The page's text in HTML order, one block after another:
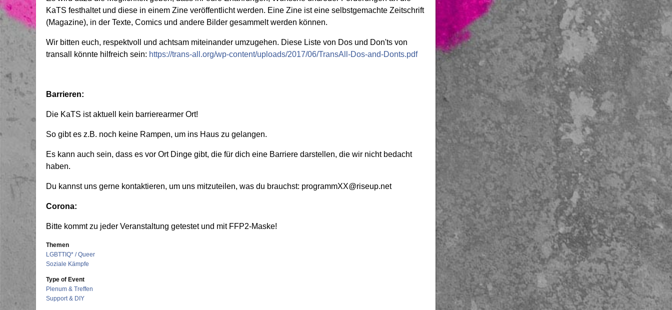
KaTS festhaltet und diese in einem Zine veröffentlicht werden. Eine Zine ist eine selbstgemachte Zeitschrift
(Magazine), in der Texte, Comics und andere Bilder gesammelt werden können.
Wir bitten euch, respektvoll und achtsam miteinander umzugehen. Diese Liste von Dos und Don'ts von
transall könnte hilfreich sein: https://trans-all.org/wp-content/uploads/2017/06/TransAll-Dos-and-Donts.pdf
Barrieren:
Die KaTS ist aktuell kein barrierearmer Ort!
So gibt es z.B. noch keine Rampen, um ins Haus zu gelangen.
Es kann auch sein, dass es vor Ort Dinge gibt, die für dich eine Barriere darstellen, die wir nicht bedacht
haben.
Du kannst uns gerne kontaktieren, um uns mitzuteilen, was du brauchst: programmXX@riseup.net
Corona:
Bitte kommt zu jeder Veranstaltung getestet und mit FFP2-Maske!
Themen
LGBTTIQ* / Queer
Soziale Kämpfe
Type of Event
Plenum & Treffen
Support & DIY